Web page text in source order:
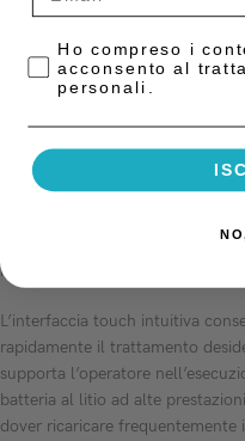
(infrarossi, rosso e blu) per
chirurgia dei tessuti molli alla
esigenze moderne di qualsiasi
notevolmente l’operatività
L’interfaccia touch intuitiva
rapidamente il trattamento
supporta l’operatore
batteria al litio ad alte
dover ricaricare
Privacy Policy
Ho compreso i
acconsento al
personali.